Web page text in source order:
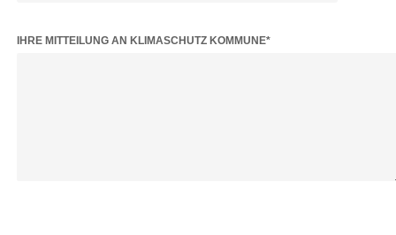
BITTE LASSE DIESES FELD LEER.
IHRE MITTEILUNG AN KLIMASCHUTZ KOMMUNE*